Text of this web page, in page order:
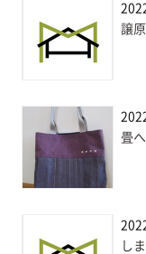
譲
畳
し